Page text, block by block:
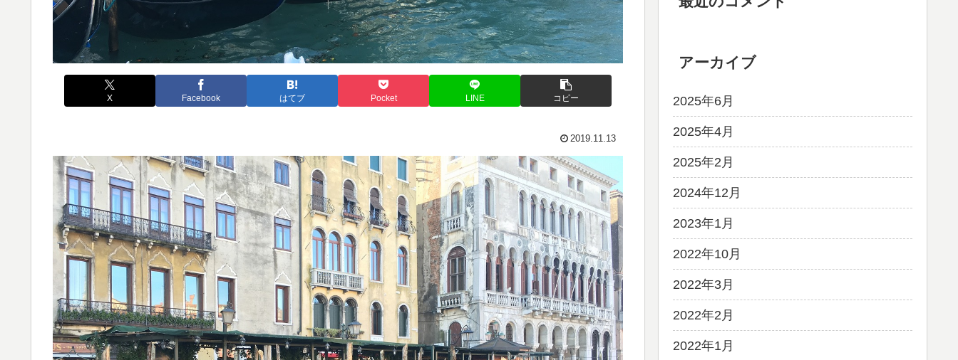
X Facebook はてブ Pocket LINE コピー
2019.11.13
アーカイブ
2025年6月
2025年4月
2025年2月
2024年12月
2023年1月
2022年10月
2022年3月
2022年2月
2022年1月